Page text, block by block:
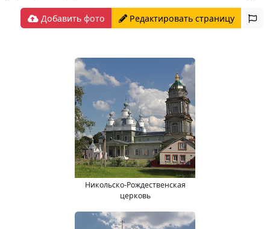
Добавить фото Редактировать страницу
Никольско-Рождественская
церковь